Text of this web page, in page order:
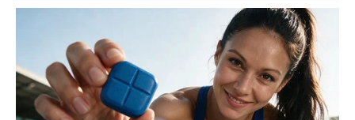
susret mogao bi da promeni vaš pogled na budućnost.
Odluka koja menja pravac života
Pred mnogim Rakovima nalazi se raskrsnica. Moraćete da
odlučite da li ostajete u poznatom i sigurnom ili krećete